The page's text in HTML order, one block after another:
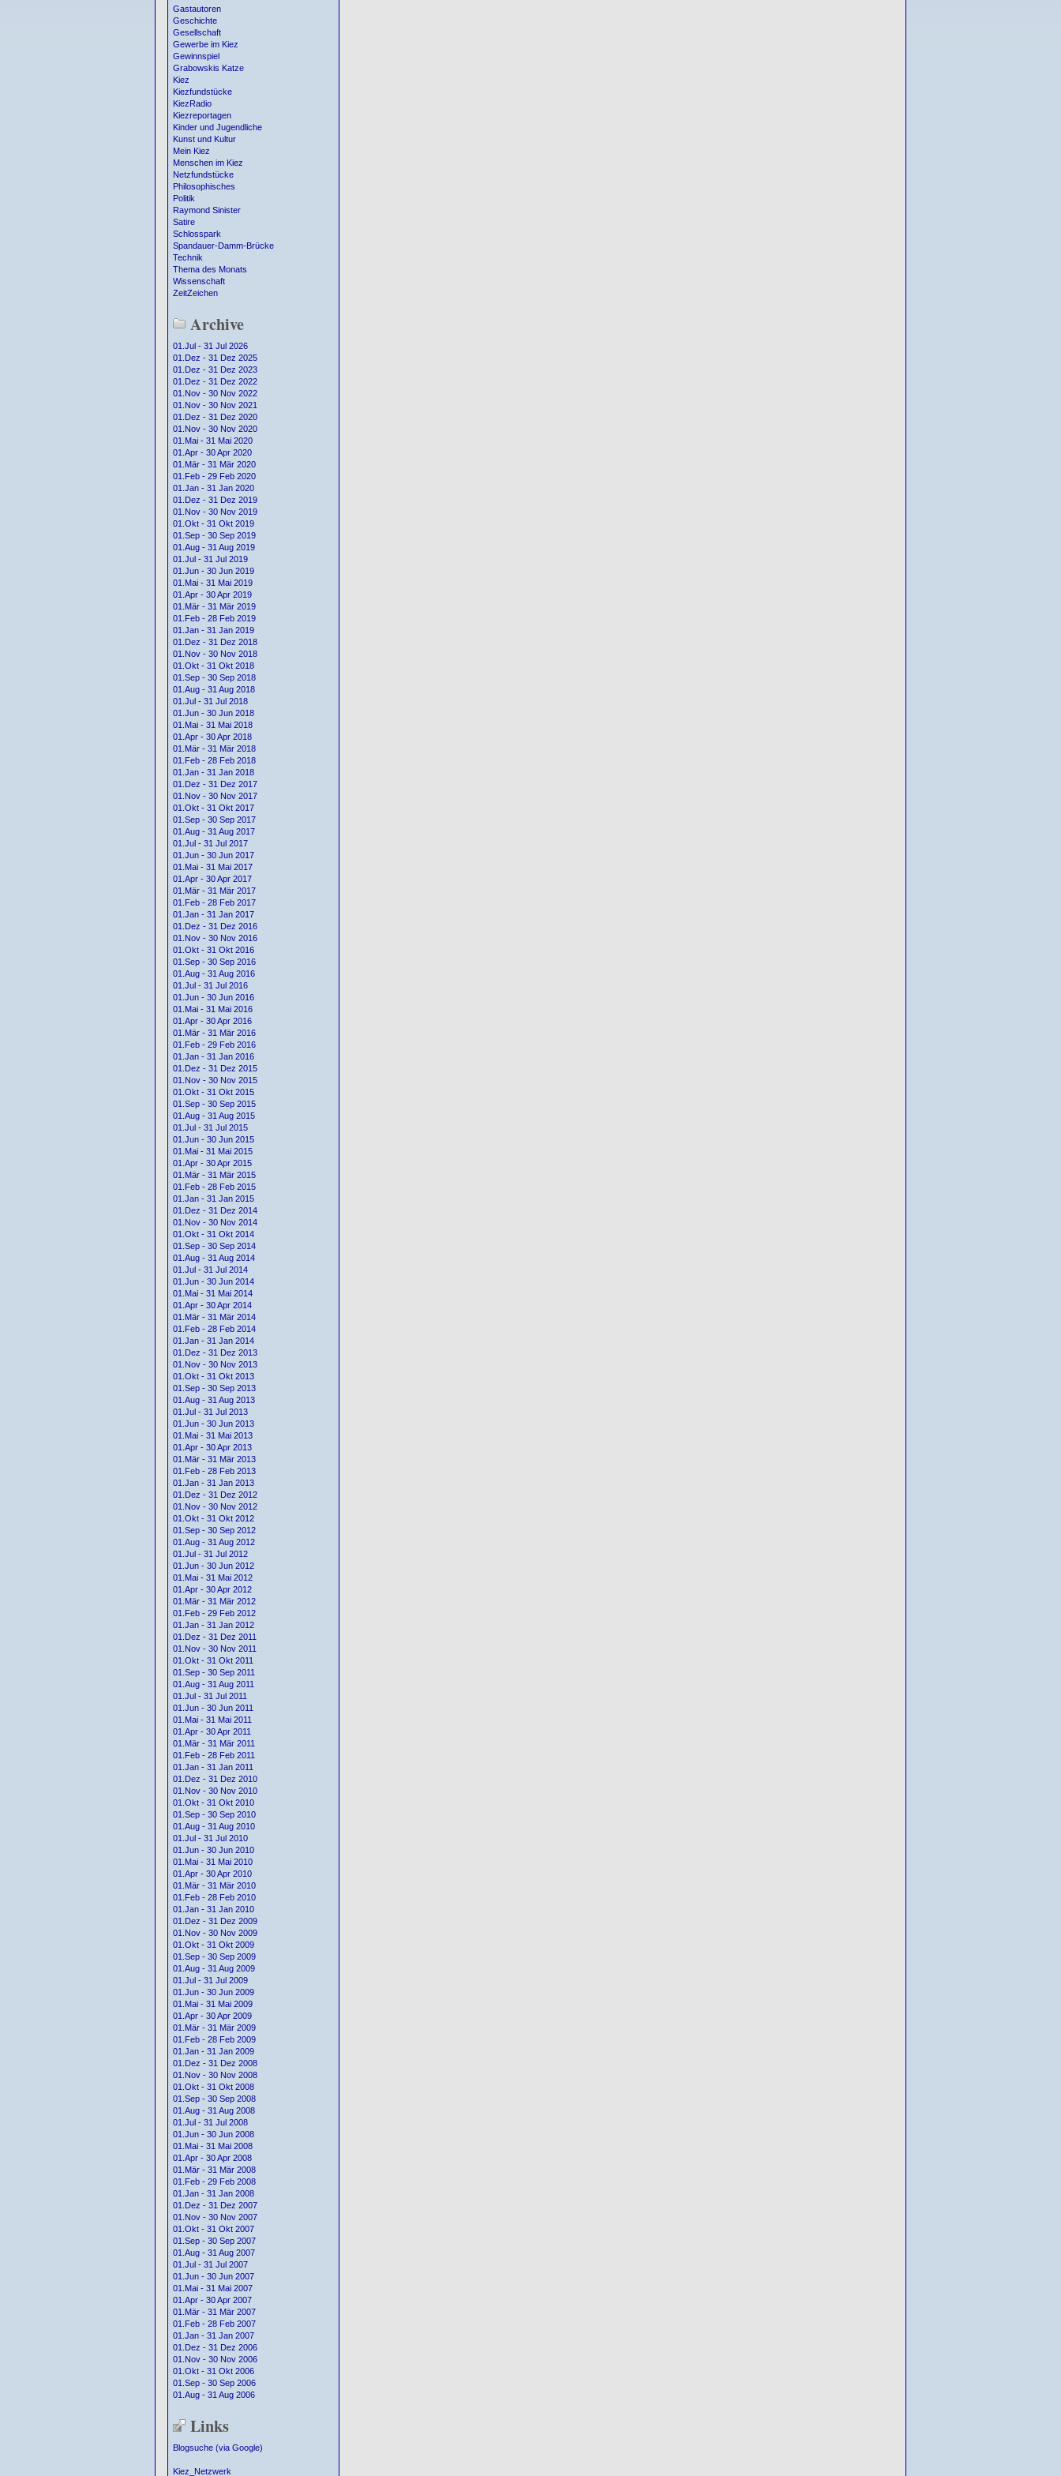
Gastautoren
Geschichte
Gesellschaft
Gewerbe im Kiez
Gewinnspiel
Grabowskis Katze
Kiez
Kiezfundstücke
KiezRadio
Kiezreportagen
Kinder und Jugendliche
Kunst und Kultur
Mein Kiez
Menschen im Kiez
Netzfundstücke
Philosophisches
Politik
Raymond Sinister
Satire
Schlosspark
Spandauer-Damm-Brücke
Technik
Thema des Monats
Wissenschaft
ZeitZeichen
Archive
01.Jul - 31 Jul 2026
01.Dez - 31 Dez 2025
01.Dez - 31 Dez 2023
01.Dez - 31 Dez 2022
01.Nov - 30 Nov 2022
01.Nov - 30 Nov 2021
01.Dez - 31 Dez 2020
01.Nov - 30 Nov 2020
01.Mai - 31 Mai 2020
01.Apr - 30 Apr 2020
01.Mär - 31 Mär 2020
01.Feb - 29 Feb 2020
01.Jan - 31 Jan 2020
01.Dez - 31 Dez 2019
01.Nov - 30 Nov 2019
01.Okt - 31 Okt 2019
01.Sep - 30 Sep 2019
01.Aug - 31 Aug 2019
01.Jul - 31 Jul 2019
01.Jun - 30 Jun 2019
01.Mai - 31 Mai 2019
01.Apr - 30 Apr 2019
01.Mär - 31 Mär 2019
01.Feb - 28 Feb 2019
01.Jan - 31 Jan 2019
01.Dez - 31 Dez 2018
01.Nov - 30 Nov 2018
01.Okt - 31 Okt 2018
01.Sep - 30 Sep 2018
01.Aug - 31 Aug 2018
01.Jul - 31 Jul 2018
01.Jun - 30 Jun 2018
01.Mai - 31 Mai 2018
01.Apr - 30 Apr 2018
01.Mär - 31 Mär 2018
01.Feb - 28 Feb 2018
01.Jan - 31 Jan 2018
01.Dez - 31 Dez 2017
01.Nov - 30 Nov 2017
01.Okt - 31 Okt 2017
01.Sep - 30 Sep 2017
01.Aug - 31 Aug 2017
01.Jul - 31 Jul 2017
01.Jun - 30 Jun 2017
01.Mai - 31 Mai 2017
01.Apr - 30 Apr 2017
01.Mär - 31 Mär 2017
01.Feb - 28 Feb 2017
01.Jan - 31 Jan 2017
01.Dez - 31 Dez 2016
01.Nov - 30 Nov 2016
01.Okt - 31 Okt 2016
01.Sep - 30 Sep 2016
01.Aug - 31 Aug 2016
01.Jul - 31 Jul 2016
01.Jun - 30 Jun 2016
01.Mai - 31 Mai 2016
01.Apr - 30 Apr 2016
01.Mär - 31 Mär 2016
01.Feb - 29 Feb 2016
01.Jan - 31 Jan 2016
01.Dez - 31 Dez 2015
01.Nov - 30 Nov 2015
01.Okt - 31 Okt 2015
01.Sep - 30 Sep 2015
01.Aug - 31 Aug 2015
01.Jul - 31 Jul 2015
01.Jun - 30 Jun 2015
01.Mai - 31 Mai 2015
01.Apr - 30 Apr 2015
01.Mär - 31 Mär 2015
01.Feb - 28 Feb 2015
01.Jan - 31 Jan 2015
01.Dez - 31 Dez 2014
01.Nov - 30 Nov 2014
01.Okt - 31 Okt 2014
01.Sep - 30 Sep 2014
01.Aug - 31 Aug 2014
01.Jul - 31 Jul 2014
01.Jun - 30 Jun 2014
01.Mai - 31 Mai 2014
01.Apr - 30 Apr 2014
01.Mär - 31 Mär 2014
01.Feb - 28 Feb 2014
01.Jan - 31 Jan 2014
01.Dez - 31 Dez 2013
01.Nov - 30 Nov 2013
01.Okt - 31 Okt 2013
01.Sep - 30 Sep 2013
01.Aug - 31 Aug 2013
01.Jul - 31 Jul 2013
01.Jun - 30 Jun 2013
01.Mai - 31 Mai 2013
01.Apr - 30 Apr 2013
01.Mär - 31 Mär 2013
01.Feb - 28 Feb 2013
01.Jan - 31 Jan 2013
01.Dez - 31 Dez 2012
01.Nov - 30 Nov 2012
01.Okt - 31 Okt 2012
01.Sep - 30 Sep 2012
01.Aug - 31 Aug 2012
01.Jul - 31 Jul 2012
01.Jun - 30 Jun 2012
01.Mai - 31 Mai 2012
01.Apr - 30 Apr 2012
01.Mär - 31 Mär 2012
01.Feb - 29 Feb 2012
01.Jan - 31 Jan 2012
01.Dez - 31 Dez 2011
01.Nov - 30 Nov 2011
01.Okt - 31 Okt 2011
01.Sep - 30 Sep 2011
01.Aug - 31 Aug 2011
01.Jul - 31 Jul 2011
01.Jun - 30 Jun 2011
01.Mai - 31 Mai 2011
01.Apr - 30 Apr 2011
01.Mär - 31 Mär 2011
01.Feb - 28 Feb 2011
01.Jan - 31 Jan 2011
01.Dez - 31 Dez 2010
01.Nov - 30 Nov 2010
01.Okt - 31 Okt 2010
01.Sep - 30 Sep 2010
01.Aug - 31 Aug 2010
01.Jul - 31 Jul 2010
01.Jun - 30 Jun 2010
01.Mai - 31 Mai 2010
01.Apr - 30 Apr 2010
01.Mär - 31 Mär 2010
01.Feb - 28 Feb 2010
01.Jan - 31 Jan 2010
01.Dez - 31 Dez 2009
01.Nov - 30 Nov 2009
01.Okt - 31 Okt 2009
01.Sep - 30 Sep 2009
01.Aug - 31 Aug 2009
01.Jul - 31 Jul 2009
01.Jun - 30 Jun 2009
01.Mai - 31 Mai 2009
01.Apr - 30 Apr 2009
01.Mär - 31 Mär 2009
01.Feb - 28 Feb 2009
01.Jan - 31 Jan 2009
01.Dez - 31 Dez 2008
01.Nov - 30 Nov 2008
01.Okt - 31 Okt 2008
01.Sep - 30 Sep 2008
01.Aug - 31 Aug 2008
01.Jul - 31 Jul 2008
01.Jun - 30 Jun 2008
01.Mai - 31 Mai 2008
01.Apr - 30 Apr 2008
01.Mär - 31 Mär 2008
01.Feb - 29 Feb 2008
01.Jan - 31 Jan 2008
01.Dez - 31 Dez 2007
01.Nov - 30 Nov 2007
01.Okt - 31 Okt 2007
01.Sep - 30 Sep 2007
01.Aug - 31 Aug 2007
01.Jul - 31 Jul 2007
01.Jun - 30 Jun 2007
01.Mai - 31 Mai 2007
01.Apr - 30 Apr 2007
01.Mär - 31 Mär 2007
01.Feb - 28 Feb 2007
01.Jan - 31 Jan 2007
01.Dez - 31 Dez 2006
01.Nov - 30 Nov 2006
01.Okt - 31 Okt 2006
01.Sep - 30 Sep 2006
01.Aug - 31 Aug 2006
Links
Blogsuche (via Google)
Kiez_Netzwerk